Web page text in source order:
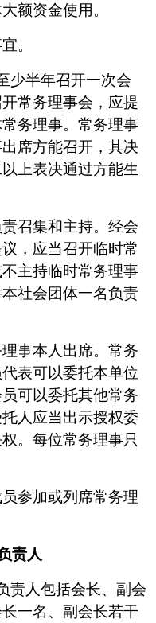
资金使用。
。
少半年召开一次会
常务理事会，应提
务理事。常务理事
席方能召开，其决
上表决通过方能生
召集和主持。经会
，应当召开临时常
主持临时常务理事
社会团体一名负责
事本人出席。常务
表可以委托本单位
可以委托其他常务
人应当出示授权委
。每位常务理事只
参加或列席常务理
责人
责人包括会长、副会
一名、副会长若干